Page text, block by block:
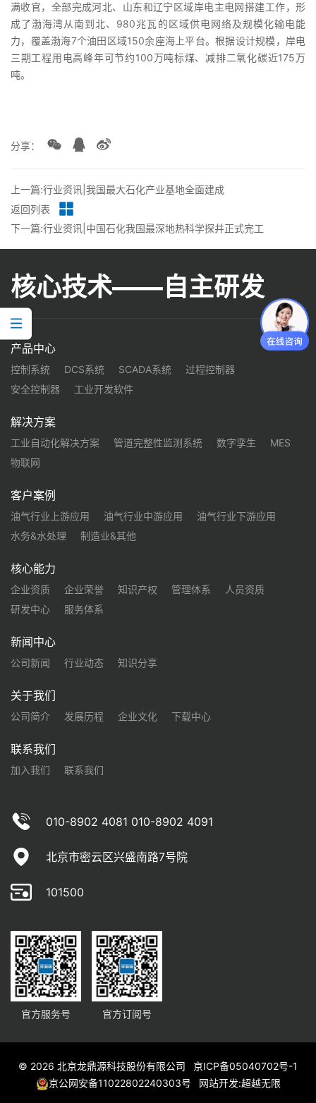
满收官，全部完成河北、山东和辽宁区域岸电主电网搭建工作，形
成了渤海湾从南到北、980兆瓦的区域供电网络及规模化输电能
力，覆盖渤海7个油田区域150余座海上平台。根据设计规模，岸电
三期工程用电高峰年可节约100万吨标煤、减排二氧化碳近175万
吨。
分享：
上一篇:行业资讯|我国最大石化产业基地全面建成
返回列表
下一篇:行业资讯|中国石化我国最深地热科学探井正式完工
核心技术——自主研发
产品中心
控制系统 DCS系统 SCADA系统
过程控制器
安全控制器
工业开发软件
解决方案
工业自动化解决方案 管道完整性监测系统 数字孪生
MES
物联网
客户案例
油气行业上游应用 油气行业中游应用
油气行业下游应用
水务&水处理
制造业&其他
核心能力
企业资质 企业荣誉 知识产权 管理体系
人员资质
研发中心
服务体系
新闻中心
公司新闻 行业动态 知识分享
关于我们
公司简介 发展历程 企业文化 下载中心
联系我们
加入我们 联系我们
010-8902 4081 010-8902 4091
北京市密云区兴盛南路7号院
101500
官方服务号 官方订阅号
© 2026 北京龙鼎源科技股份有限公司
京ICP备05040702号-1
京公网安备11022802240303号
网站开发:超越无限